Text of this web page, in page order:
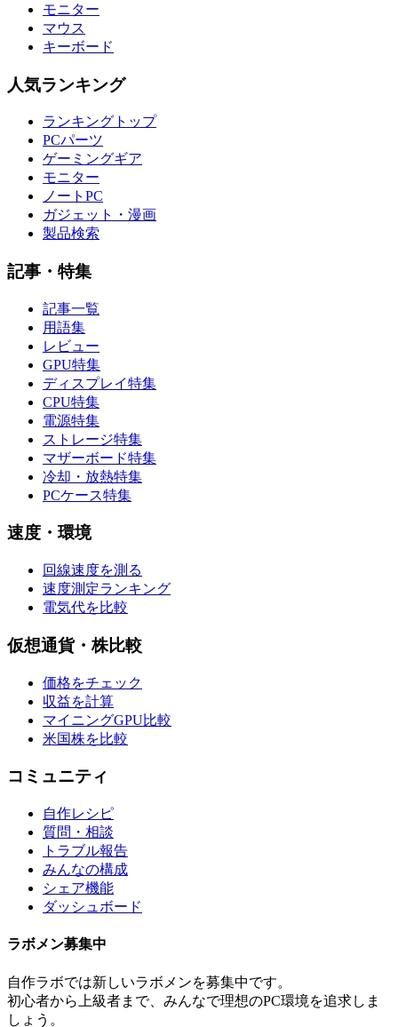
モニター
マウス
キーボード
人気ランキング
ランキングトップ
PCパーツ
ゲーミングギア
モニター
ノートPC
ガジェット・漫画
製品検索
記事・特集
記事一覧
用語集
レビュー
GPU特集
ディスプレイ特集
CPU特集
電源特集
ストレージ特集
マザーボード特集
冷却・放熱特集
PCケース特集
速度・環境
回線速度を測る
速度測定ランキング
電気代を比較
仮想通貨・株比較
価格をチェック
収益を計算
マイニングGPU比較
米国株を比較
コミュニティ
自作レシピ
質問・相談
トラブル報告
みんなの構成
シェア機能
ダッシュボード
ラボメン募集中
自作ラボでは新しいラボメンを募集中です。
初心者から上級者まで、みんなで理想のPC環境を追求しま
しょう。